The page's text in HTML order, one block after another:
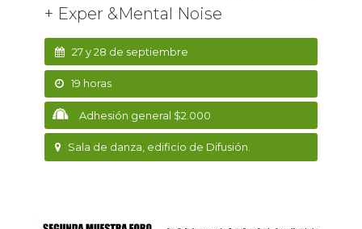
+ Exper &Mental Noise
27 y 28 de septiembre
19 horas
Adhesión general $2.000
Sala de danza, edificio de Difusión.